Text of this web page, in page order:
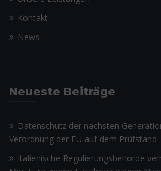
Kontakt
News
Neueste Beiträge
Datenschutz der nächsten
Verordnung der EU auf dem Prüfstand
Italienische Regulierungsbehörde